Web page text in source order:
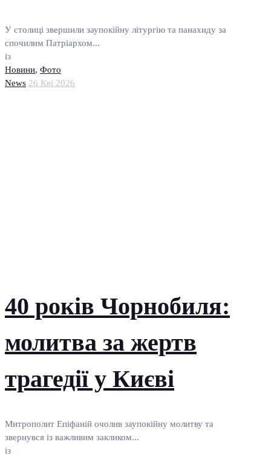
У столиці звершили заупокійну літургію та панахиду за
спочилим Патріархом...
із
Новини, Фото
News 26 Кві 2026
40 років Чорнобиля:
молитва за жертв
трагедії у Києві
Митрополит Епіфаній очолив заупокійну молитву та
звернувся із важливим закликом...
із